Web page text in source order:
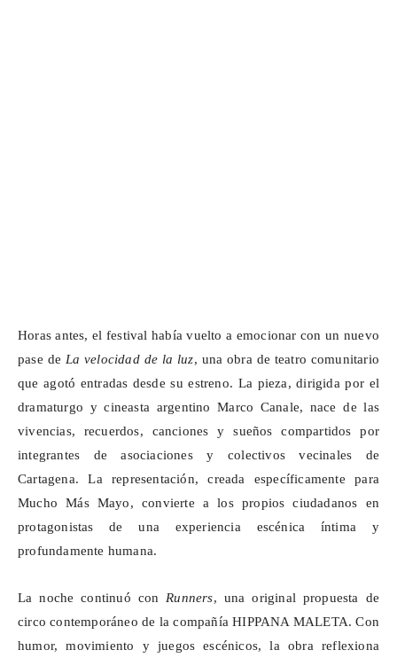
Horas antes, el festival había vuelto a emocionar con un nuevo
pase de La velocidad de la luz, una obra de teatro comunitario
que agotó entradas desde su estreno. La pieza, dirigida por el
dramaturgo y cineasta argentino Marco Canale, nace de las
vivencias, recuerdos, canciones y sueños compartidos por
integrantes de asociaciones y colectivos vecinales de
Cartagena. La representación, creada específicamente para
Mucho Más Mayo, convierte a los propios ciudadanos en
protagonistas de una experiencia escénica íntima y
profundamente humana.
La noche continuó con Runners, una original propuesta de
circo contemporáneo de la compañía HIPPANA MALETA. Con
humor, movimiento y juegos escénicos, la obra reflexiona